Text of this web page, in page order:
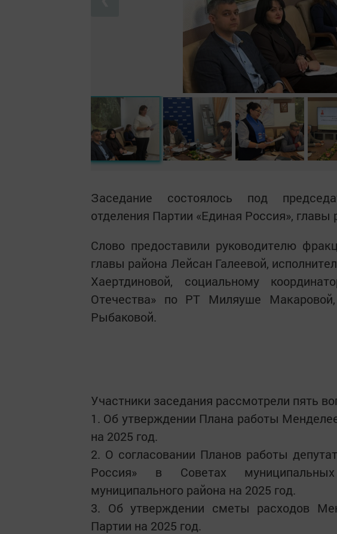
Заседание состоялось под
отделения Партии «Единая Россия»,
Слово предоставили руководителю
главы района Лейсан Галеевой,
Хаертдиновой, социальному
Отечества» по РТ Миляуше
Рыбаковой.
Участники заседания рассмотрели пять
1. Об утверждении Плана работы
на 2025 год.
2. О согласовании Планов работы
Россия» в Советах муниципальных
муниципального района на 2025 год.
3. Об утверждении сметы расходов
Партии на 2025 год.